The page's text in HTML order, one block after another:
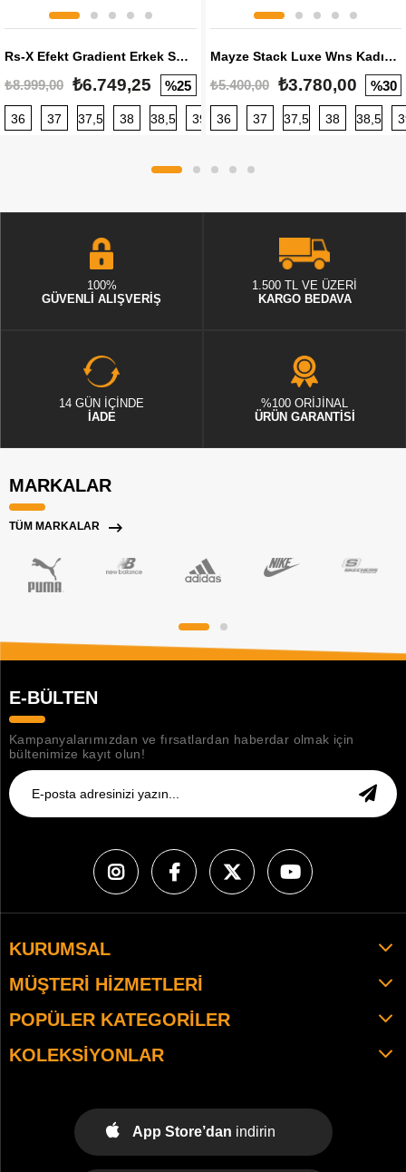
Rs-X Efekt Gradient Erkek Sneaker
₺8.999,00 ₺6.749,25 %25
36 37 37,5 38 38,5 39 40 40,5 41 42 42,5
Mayze Stack Luxe Wns Kadın Sneaker
₺5.400,00 ₺3.780,00 %30
36 37 37,5 38 38,5
100%
GÜVENLİ ALIŞVERİŞ
1.500 TL VE ÜZERİ
KARGO BEDAVA
14 GÜN İÇİNDE
İADE
%100 ORİJİNAL
ÜRÜN GARANTİSİ
MARKALAR
TÜM MARKALAR
E-BÜLTEN
Kampanyalarımızdan ve fırsatlardan haberdar olmak için
bültenimize kayıt olun!
KURUMSAL
MÜŞTERI HIZMETLERI
POPÜLER KATEGORILER
KOLEKSIYONLAR
App Store’dan indirin